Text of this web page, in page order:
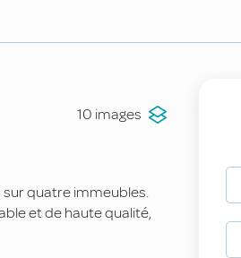
10 images
quatre immeubles.
et de haute qualité,